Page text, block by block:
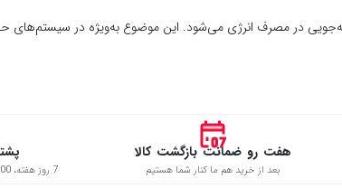
در مصرف انرژی می‌شود. این موضوع به‌ویژه در
هفت رو ضمانت بازگشت کالا
بعد از خرید هم ما کنار شما هستیم 7 روز هفته، 8:00 تا 22:00 حتی در ایام تعطیل